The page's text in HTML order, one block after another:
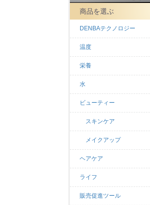
商品を選ぶ
DENBAテクノロジー
温度
栄養
水
ビューティー
スキンケア
メイクアップ
ヘアケア
ライフ
販売促進ツール